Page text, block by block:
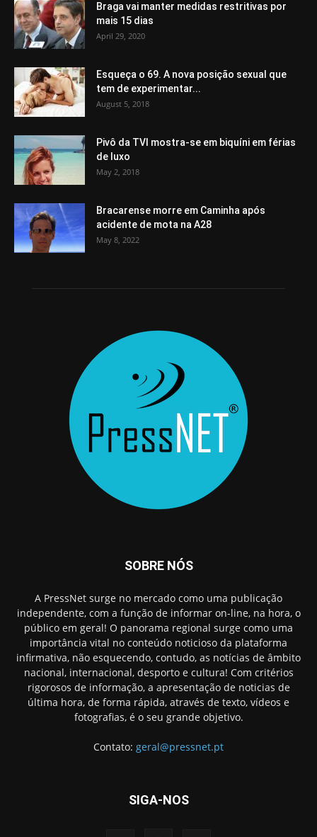
Braga vai manter medidas restritivas por
mais 15 dias
April 29, 2020
Esqueça o 69. A nova posição sexual que
tem de experimentar...
August 5, 2018
Pivô da TVI mostra-se em biquíni em férias
de luxo
May 2, 2018
Bracarense morre em Caminha após
acidente de mota na A28
May 8, 2022
SOBRE NÓS
A PressNet surge no mercado como uma publicação
independente, com a função de informar on-line, na hora, o
público em geral! O panorama regional surge como uma
importância vital no conteúdo noticioso da plataforma
infirmativa, não esquecendo, contudo, as notícias de âmbito
nacional, internacional, desporto e cultura! Com critérios
rigorosos de informação, a apresentação de noticias de
última hora, de forma rápida, através de texto, vídeos e
fotografias, é o seu grande objetivo.
Contato: geral@pressnet.pt
SIGA-NOS